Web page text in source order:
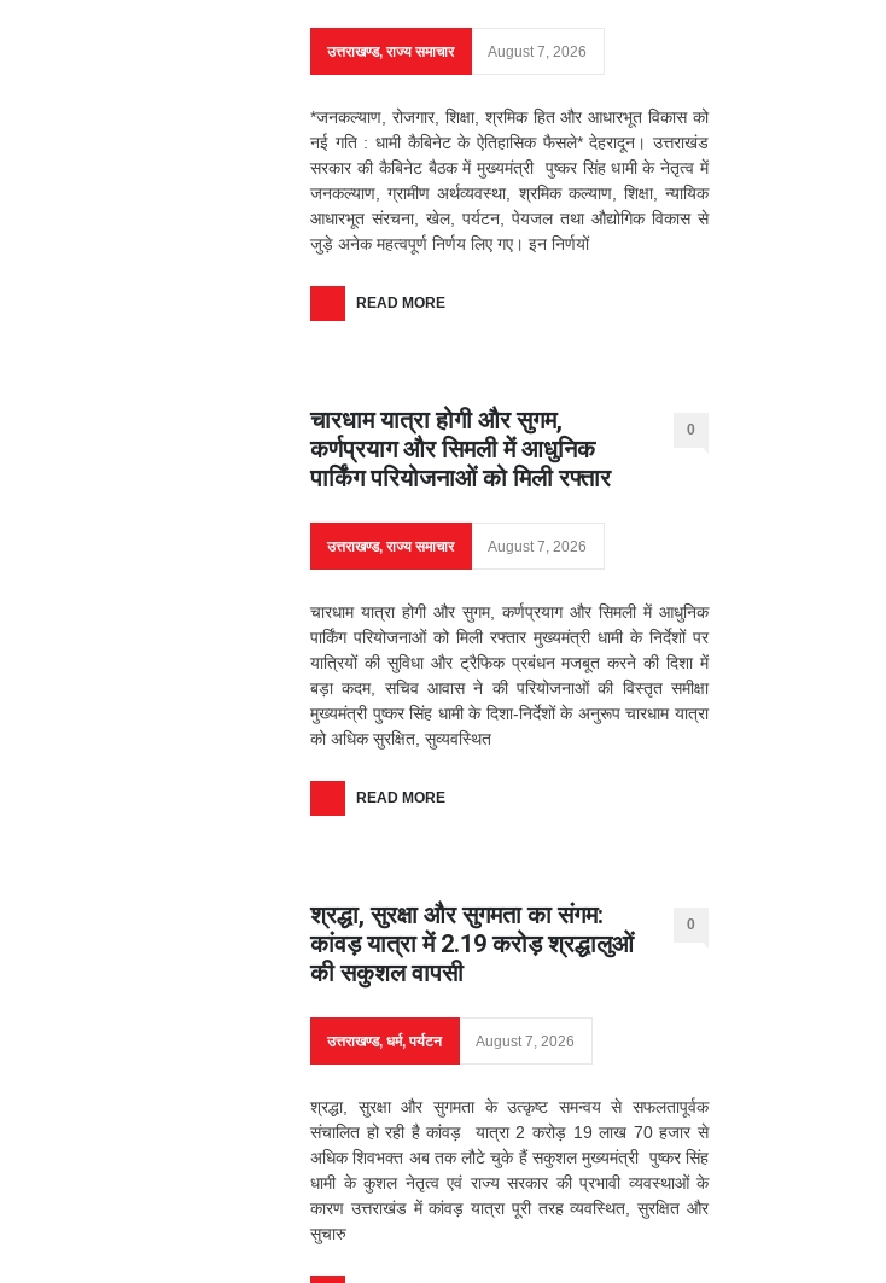
उत्तराखण्ड,राज्य समाचार August 7, 2026
*जनकल्याण, रोजगार, शिक्षा, श्रमिक हित और आधारभूत विकास को
नई गति : धामी कैबिनेट के ऐतिहासिक फैसले* देहरादून। उत्तराखंड
सरकार की कैबिनेट बैठक में मुख्यमंत्री पुष्कर सिंह धामी के नेतृत्व में
जनकल्याण, ग्रामीण अर्थव्यवस्था, श्रमिक कल्याण, शिक्षा, न्यायिक
आधारभूत संरचना, खेल, पर्यटन, पेयजल तथा औद्योगिक विकास से
जुड़े अनेक महत्वपूर्ण निर्णय लिए गए। इन निर्णयों
READ MORE
चारधाम यात्रा होगी और सुगम,
कर्णप्रयाग और सिमली में आधुनिक
पार्किंग परियोजनाओं को मिली रफ्तार
0
उत्तराखण्ड,राज्य समाचार August 7, 2026
चारधाम यात्रा होगी और सुगम, कर्णप्रयाग और सिमली में आधुनिक
पार्किंग परियोजनाओं को मिली रफ्तार मुख्यमंत्री धामी के निर्देशों पर
यात्रियों की सुविधा और ट्रैफिक प्रबंधन मजबूत करने की दिशा में
बड़ा कदम, सचिव आवास ने की परियोजनाओं की विस्तृत समीक्षा
मुख्यमंत्री पुष्कर सिंह धामी के दिशा-निर्देशों के अनुरूप चारधाम यात्रा
को अधिक सुरक्षित, सुव्यवस्थित
READ MORE
श्रद्धा, सुरक्षा और सुगमता का संगम:
कांवड़ यात्रा में 2.19 करोड़ श्रद्धालुओं
की सकुशल वापसी
0
उत्तराखण्ड, धर्म,पर्यटन August 7, 2026
श्रद्धा, सुरक्षा और सुगमता के उत्कृष्ट समन्वय से सफलतापूर्वक
संचालित हो रही है कांवड़ यात्रा 2 करोड़ 19 लाख 70 हजार से
अधिक शिवभक्त अब तक लौटे चुके हैं सकुशल मुख्यमंत्री पुष्कर सिंह
धामी के कुशल नेतृत्व एवं राज्य सरकार की प्रभावी व्यवस्थाओं के
कारण उत्तराखंड में कांवड़ यात्रा पूरी तरह व्यवस्थित, सुरक्षित और
सुचारु